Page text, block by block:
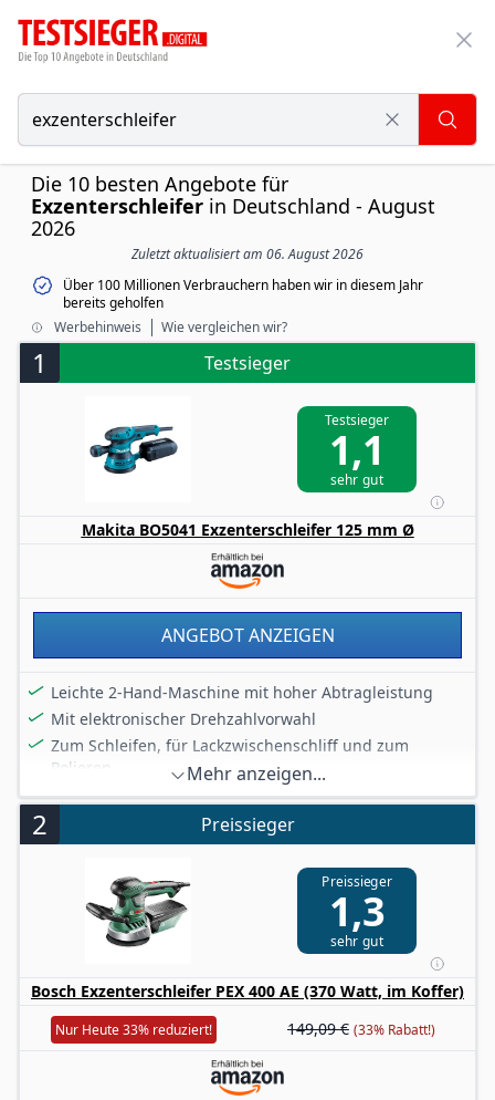
Die 10 besten Angebote für
Exzenterschleifer in Deutschland - August
2026
Zuletzt aktualisiert am 06. August 2026
Über 100 Millionen Verbrauchern haben wir in diesem Jahr
bereits geholfen
Werbehinweis
Wie vergleichen wir?
1 Testsieger
Testsieger
1,1
sehr gut
Makita BO5041 Exzenterschleifer 125 mm Ø
ANGEBOT ANZEIGEN
Leichte 2-Hand-Maschine mit hoher Abtragleistung
Mit elektronischer Drehzahlvorwahl
Zum Schleifen, für Lackzwischenschliff und zum
Polieren
Mit Bremsring zum sanften Anlaufen des Schleiftellers
und sofortigen Stillstand beim Abschalten
Zusatzgriff um 300° drehbar
Mehr anzeigen...
2 Preissieger
Preissieger
1,3
sehr gut
Bosch Exzenterschleifer PEX 400 AE (370 Watt, im Koffer)
Nur Heute 33% reduziert! 149,09 € (33% Rabatt!)